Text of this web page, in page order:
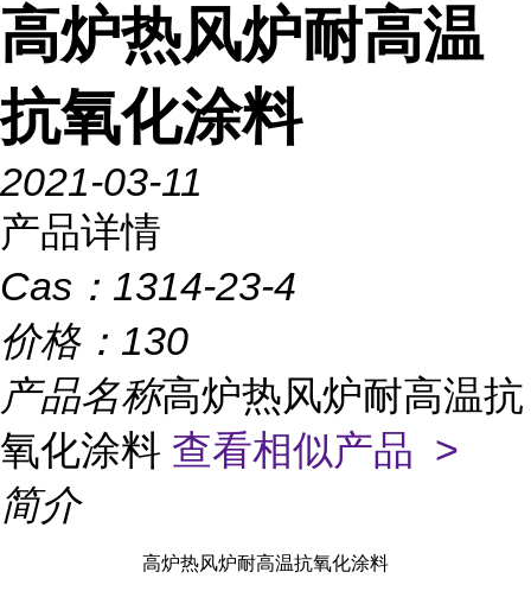
高炉热风炉耐高温
抗氧化涂料
2021-03-11
产品详情
Cas： 1314-23-4
价格： 130
产品名称高炉热风炉耐高温抗
氧化涂料 查看相似产品 >
简介
高炉热风炉耐高温抗氧化涂料